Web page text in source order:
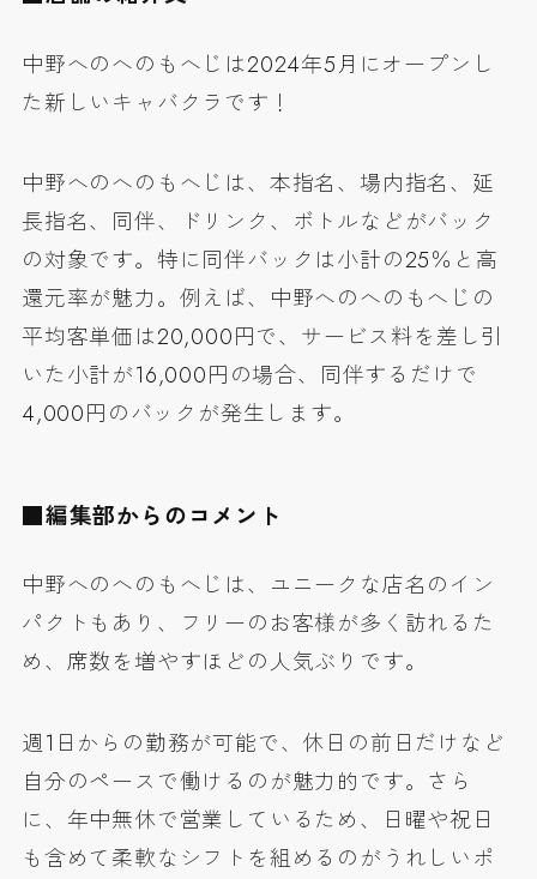
中野へのへのもへじは2024年5月にオープン し
た新しいキャバクラです！
中野へのへのもへじは、 本指名、場内指名、延
長指名、同伴、ドリンク、ボトルなどがバック
の対象です。特に同伴バックは小計の25％ と 高
還元率が魅力。例えば、中野へのへのもへじの
平均客単価は20,000円で、サービス料を差し引
いた小計が16,000円の場合、 同伴するだけで
4,000円のバック が発生します。
■編集部からのコメント
中野へのへのもへじは、 ユニークな店名のイン
パクト もあり、フリーのお客様が多く訪れるた
め、席数を増やすほどの人気ぶりです。
週1日からの勤務が可能で、休日の前日だけなど
自分のペースで働けるのが魅力的です。さら
に、 年中無休で営業 しているため、日曜や祝日
も含めて柔軟なシフトを組めるのがうれしいポ